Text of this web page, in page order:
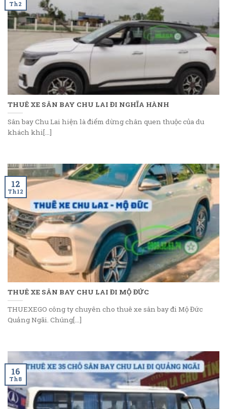
THUÊ XE SÂN BAY CHU LAI ĐI NGHĨA HÀNH
Sân bay Chu Lai hiện là điểm dừng chân quen thuộc của du
khách khi[...]
Th2
THUÊ XE SÂN BAY CHU LAI ĐI MỘ ĐỨC
THUEXEGO công ty chuyên cho thuê xe sân bay đi Mộ Đức
Quảng Ngãi. Chúng[...]
12
Th12
16
Th8